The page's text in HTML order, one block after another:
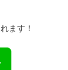
ます！